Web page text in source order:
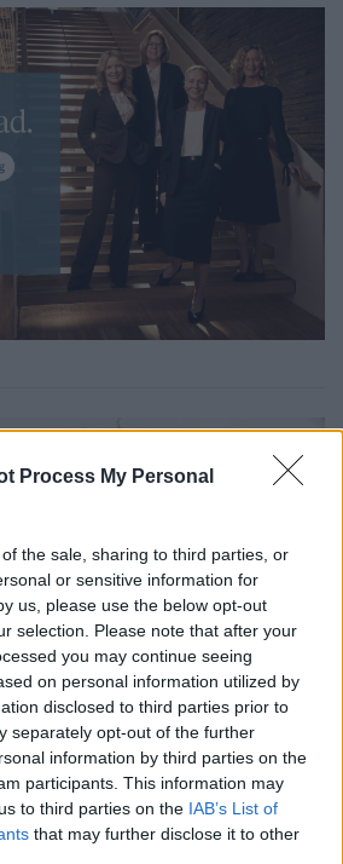
Process My Personal
the sale, sharing to third parties, or
or sensitive information for
us, please use the below opt-out
selection. Please note that after your
you may continue seeing
on personal information utilized by
disclosed to third parties prior to
separately opt-out of the further
information by third parties on the
participants. This information may
to third parties on the IAB’s List of
that may further disclose it to other
hittar lugnet i Båstad: "Det
här"
berättar om livet mellan starka roller,
till unga med skådespelardrömmar.